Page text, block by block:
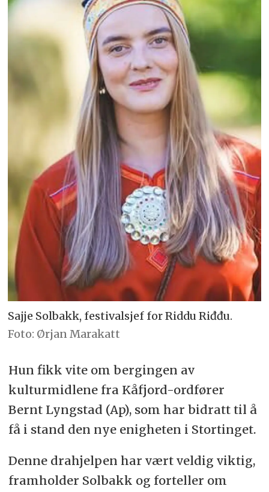
viser til Venstres alternative
statsbudsjett der det foreslås en økt
bevilgning på 4 mill. kroner til
kultur i nordområdesatsingen.»
Sajje Solbakk, festivalsjef for Riddu Riđđu.
Ørjan Marakatt
Hun fikk vite om bergingen av
kulturmidlene fra Kåfjord-ordfører
Bernt Lyngstad (Ap), som har bidratt til å
få i stand den nye enigheten i Stortinget.
Denne drahjelpen har vært veldig viktig,
framholder Solbakk og forteller om